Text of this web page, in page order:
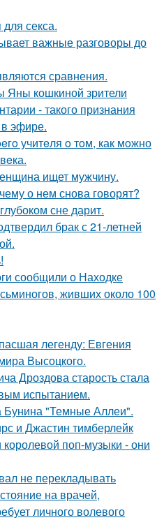
секса.
важные разговоры до
сравнения.
Яны кошкиной зрители
- такого признания
эфире.
учитeля o тoм, как мoжно
ищет мужчину.
о нем снова говорят?
сне дарит.
брак с 21-летней
сообщили о Находке
живших около 100
легенду: Евгения
Высоцкого.
Дроздова старость стала
испытанием.
Бунина "Темные Аллеи".
и Джастин тимберлейк
поп-музыки - они
не перекладывать
на врачей,
личного волевого